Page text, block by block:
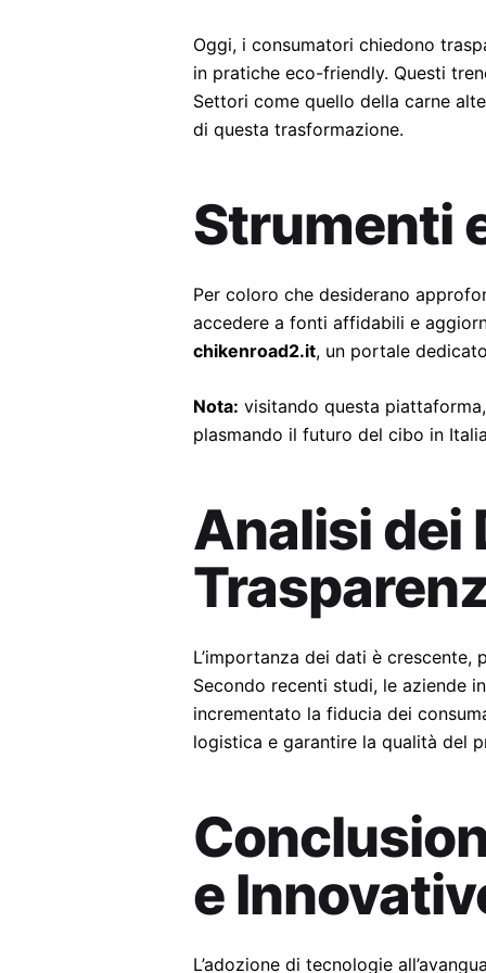
Oggi, i consumatori chiedono
in pratiche eco-friendly. Questi
Settori come quello della carne
di questa trasformazione.
Strumenti
Per coloro che desiderano
accedere a fonti affidabili e
chikenroad2.it, un portale
Nota: visitando questa
plasmando il futuro del cibo in
Analisi dei
L’importanza dei dati è
Secondo recenti studi, le aziende
incrementato la fiducia dei
logistica e garantire la qualità del
e
L’adozione di tecnologie